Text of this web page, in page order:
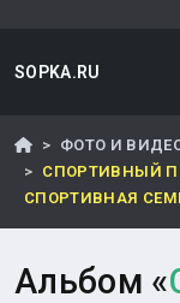
SOPKA.RU
ФОТО И
СПОРТИВНЫЙ
СПОРТИВНАЯ
Альбом «